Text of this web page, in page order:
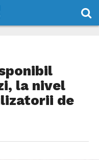
la nivel
de